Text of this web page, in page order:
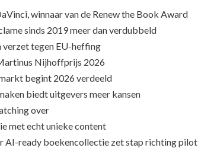
winnaar van de Renew the Book Award
sinds 2019 meer dan verdubbeld
tegen EU-heffing
Nijhoffprijs 2026
begint 2026 verdeeld
biedt uitgevers meer kansen
over
met echt unieke content
AI-ready boekencollectie zet stap richting pilot